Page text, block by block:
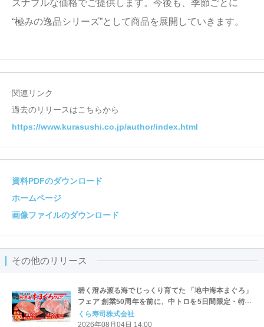
ズナブルな価格でご提供します。今後も、季節ごとに
“極みの逸品シリーズ”として商品を展開していきます。
関連リンク
過去のリリースはこちらから
https://www.kurasushi.co.jp/author/index.html
資料PDFのダウンロード
ホームページ
画像ファイルのダウンロード
その他のリリース
碧く澄み渡る海でじっくり育てた 「地中海本まぐろ」
フェア 創業50周年を前に、中トロを5日間限定・特別
価格110円で提供 -8月7日（金）より期間・数量限定で
販売-
くら寿司株式会社
2026年08月04日 14:00